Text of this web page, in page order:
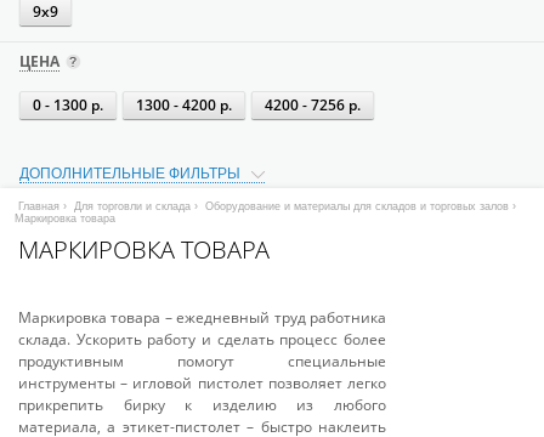
9х9
ЦЕНА
0 - 1300 р. 1300 - 4200 р. 4200 - 7256 р.
ДОПОЛНИТЕЛЬНЫЕ ФИЛЬТРЫ
Главная › Для торговли и склада › Оборудование и материалы для складов и торговых залов ›
Маркировка товара
МАРКИРОВКА ТОВАРА
Маркировка товара – ежедневный труд работника
склада. Ускорить работу и сделать процесс более
продуктивным помогут специальные
инструменты – игловой пистолет позволяет легко
прикрепить бирку к изделию из любого
материала, а этикет-пистолет – быстро наклеить